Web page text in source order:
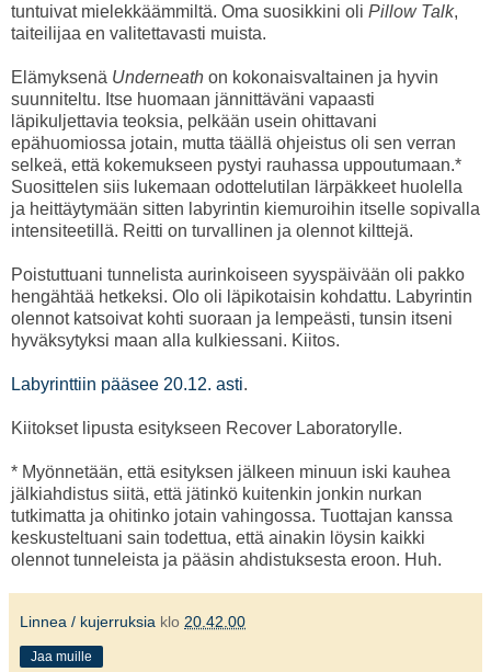
tuntuivat mielekkäämmiltä. Oma suosikkini oli Pillow Talk,
taiteilijaa en valitettavasti muista.
Elämyksenä Underneath on kokonaisvaltainen ja hyvin
suunniteltu. Itse huomaan jännittäväni vapaasti
läpikuljettavia teoksia, pelkään usein ohittavani
epähuomiossa jotain, mutta täällä ohjeistus oli sen verran
selkeä, että kokemukseen pystyi rauhassa uppoutumaan.*
Suosittelen siis lukemaan odottelutilan lärpäkkeet huolella
ja heittäytymään sitten labyrintin kiemuroihin itselle sopivalla
intensiteetillä. Reitti on turvallinen ja olennot kilttejä.
Poistuttuani tunnelista aurinkoiseen syyspäivään oli pakko
hengähtää hetkeksi. Olo oli läpikotaisin kohdattu. Labyrintin
olennot katsoivat kohti suoraan ja lempeästi, tunsin itseni
hyväksytyksi maan alla kulkiessani. Kiitos.
Labyrinttiin pääsee 20.12. asti.
Kiitokset lipusta esitykseen Recover Laboratorylle.
* Myönnetään, että esityksen jälkeen minuun iski kauhea
jälkiahdistus siitä, että jätinkö kuitenkin jonkin nurkan
tutkimatta ja ohitinko jotain vahingossa. Tuottajan kanssa
keskusteltuani sain todettua, että ainakin löysin kaikki
olennot tunneleista ja pääsin ahdistuksesta eroon. Huh.
Linnea / kujerruksia klo 20.42.00
Jaa muille